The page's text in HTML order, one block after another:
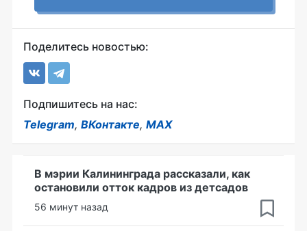
Поделитесь новостью:
Подпишитесь на нас:
Telegram, ВКонтакте, MAX
В мэрии Калининграда рассказали, как
остановили отток кадров из детсадов
56 минут назад